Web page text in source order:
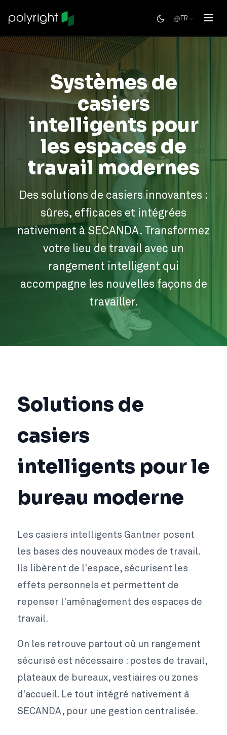
FR
Systèmes de
casiers
intelligents pour
les espaces de
travail modernes
Des solutions de casiers innovantes :
sûres, efficaces et intégrées
nativement à SECANDA. Transformez
votre lieu de travail avec un
rangement intelligent qui
accompagne les nouvelles façons de
travailler.
Solutions de
casiers
intelligents pour le
bureau moderne
Les casiers intelligents Gantner posent
les bases des nouveaux modes de travail.
Ils libèrent de l'espace, sécurisent les
effets personnels et permettent de
repenser l'aménagement des espaces de
travail.
On les retrouve partout où un rangement
sécurisé est nécessaire : postes de travail,
plateaux de bureaux, vestiaires ou zones
d'accueil. Le tout intégré nativement à
SECANDA, pour une gestion centralisée.